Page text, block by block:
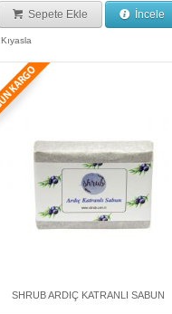
Sepete Ekle İncele
Kıyasla
SHRUB ARDIÇ KATRANLI SABUN